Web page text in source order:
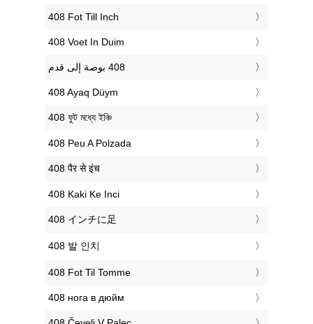
‎408 Fot Till Inch
‎408 Voet In Duim
‎408 Ayaq Düym
‎408 ফুট মধ্যে ইঞ্চি
‎408 Peu A Polzada
‎408 पैर से इंच
‎408 Kaki Ke Inci
‎408 インチに足
‎408 발 인치
‎408 Fot Til Tomme
‎408 нога в дюйм